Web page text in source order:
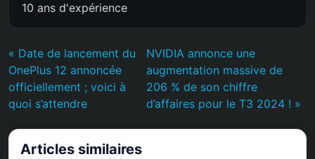
10 ans d'expérience
« Date de lancement du
OnePlus 12 annoncée
officiellement ; voici à
quoi s’attendre
NVIDIA annonce une
augmentation massive de
206 % de son chiffre
d’affaires pour le T3 2024 ! »
Articles similaires